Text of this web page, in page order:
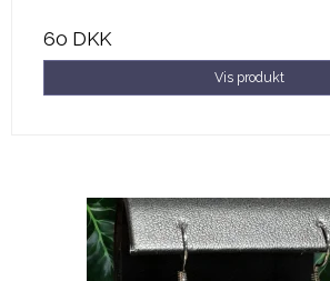
60 DKK
Vis produkt